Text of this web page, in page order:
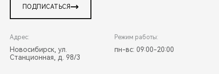
ПОДПИСАТЬСЯ
Адрес:
Новосибирск, ул.
Станционная, д. 98/3
Режим работы:
пн-вс: 09:00-20:00